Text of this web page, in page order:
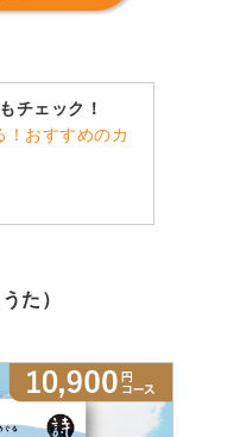
チェック！
！おすすめのカ
た）